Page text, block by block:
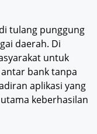
tulang punggung
daerah. Di
untuk
bank tanpa
aplikasi yang
keberhasilan